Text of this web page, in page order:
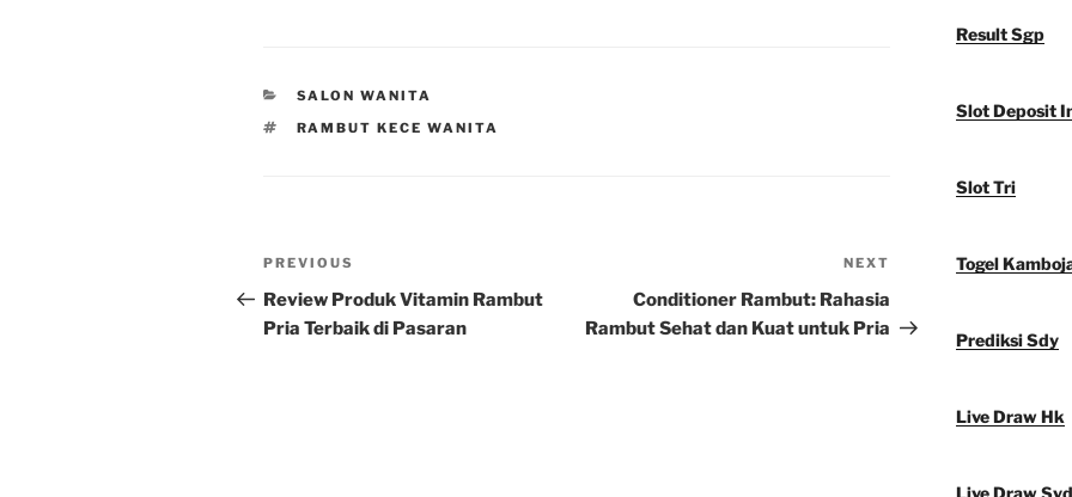
CATEGORIES
SALON WANITA
TAGS
RAMBUT KECE WANITA
Post
navigation
Previous
Post
PREVIOUS
Review Produk Vitamin Rambut
Pria Terbaik di Pasaran
NEXT
Conditioner Rambut: Rahasia
Rambut Sehat dan Kuat untuk Pria
Result Sgp
Slot Deposit
Slot Tri
Togel
Prediksi Sdy
Live Draw Hk